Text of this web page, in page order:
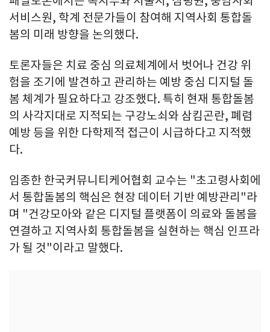
서비스원, 학계 전문가들이 참여해 지역사회 통합돌
봄의 미래 방향을 논의했다.
토론자들은 치료 중심 의료체계에서 벗어나 건강 위
험을 조기에 발견하고 관리하는 예방 중심 디지털 돌
봄 체계가 필요하다고 강조했다. 특히 현재 통합돌봄
의 사각지대로 지적되는 구강노쇠와 삼킴곤란, 폐렴
예방 등을 위한 다학제적 접근이 시급하다고 지적했
다.
임종한 한국커뮤니티케어협회 교수는 "초고령사회에
서 통합돌봄의 핵심은 현장 데이터 기반 예방관리"라
며 "건강모아와 같은 디지털 플랫폼이 의료와 돌봄을
연결하고 지역사회 통합돌봄을 실현하는 핵심 인프라
가 될 것"이라고 말했다.